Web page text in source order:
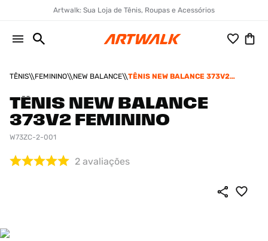
Artwalk: Sua Loja de Tênis, Roupas e Acessórios
TÊNIS FEMININO NEW BALANCE
TÊNIS NEW BALANCE 373V2
TÊNIS NEW BALANCE
373V2 FEMININO
W73ZC-2-001
2 avaliações